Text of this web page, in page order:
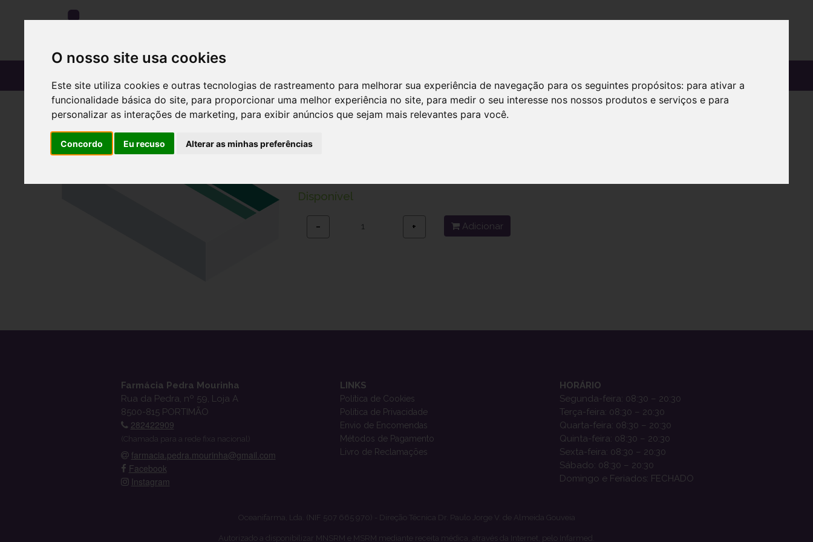
O nosso site usa cookies
Este site utiliza cookies e outras tecnologias de rastreamento para melhorar sua experiência de navegação para os seguintes propósitos: para ativar a
funcionalidade básica do site, para proporcionar uma melhor experiência no site, para medir o seu interesse nos nossos produtos e serviços e para
personalizar as interações de marketing, para exibir anúncios que sejam mais relevantes para você.
Concordo Eu recuso Alterar as minhas preferências
PINCA DEP. C/BOLSA x
Ref.: 1002022
Disponível
− + Adicionar
Farmácia Pedra Mourinha
Rua da Pedra, nº 59, Loja A
8500-815 PORTIMÃO
282422909
(Chamada para a rede fixa nacional)
farmacia.pedra.mourinha@gmail.com
Facebook
Instagram
LINKS
Política de Cookies
Política de Privacidade
Envio de Encomendas
Métodos de Pagamento
Livro de Reclamações
HORÁRIO
Segunda-feira: 08:30 – 20:30
Terça-feira: 08:30 – 20:30
Quarta-feira: 08:30 – 20:30
Quinta-feira: 08:30 – 20:30
Sexta-feira: 08:30 – 20:30
Sábado: 08:30 – 20:30
Domingo e Feriados: FECHADO
Oceanifarma, Lda. (NIF 507 665 970) - Direção Técnica Dr. Paulo Jorge V. de Almeida Gouveia
Autorizado a disponibilizar MNSRM e MSRM mediante receita médica, através da Internet, pelo Infarmed.